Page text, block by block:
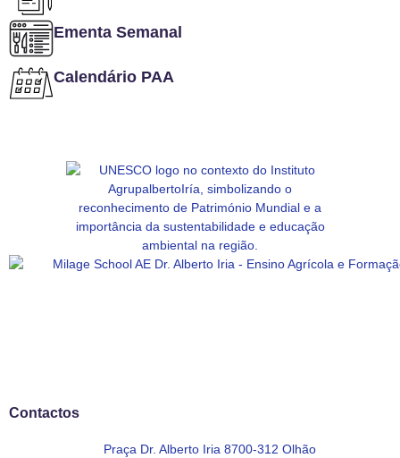
Ementa Semanal
Calendário PAA
Contactos
Praça Dr. Alberto Iria 8700-312 Olhão